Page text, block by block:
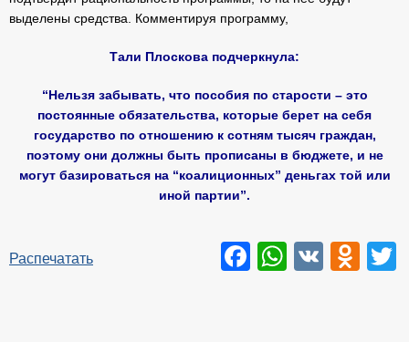
выделены средства. Комментируя программу,
Тали Плоскова подчеркнула:
“Нельзя забывать, что пособия по старости – это
постоянные обязательства, которые берет на себя
государство по отношению к сотням тысяч граждан,
поэтому они должны быть прописаны в бюджете, и не
могут базироваться на “коалиционных” деньгах той или
иной партии”.
Распечатать Facebook
VK